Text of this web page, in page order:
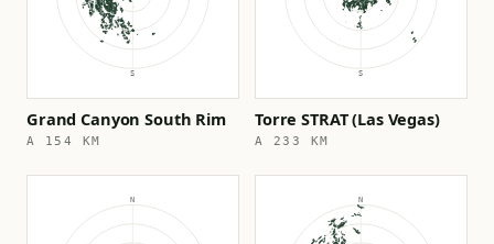
Grand Canyon South Rim
A 154 KM
Torre STRAT (Las Vegas)
A 233 KM